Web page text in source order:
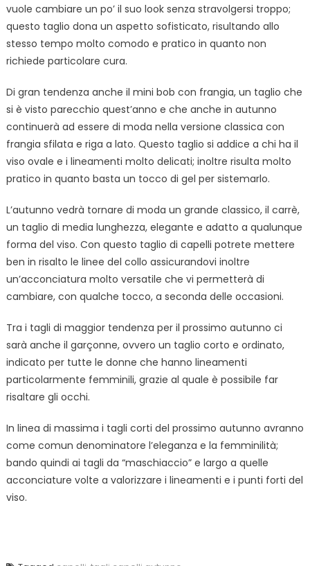
vuole cambiare un po’ il suo look senza stravolgersi troppo;
questo taglio dona un aspetto sofisticato, risultando allo
stesso tempo molto comodo e pratico in quanto non
richiede particolare cura.
Di gran tendenza anche il mini bob con frangia, un taglio che
si è visto parecchio quest’anno e che anche in autunno
continuerà ad essere di moda nella versione classica con
frangia sfilata e riga a lato. Questo taglio si addice a chi ha il
viso ovale e i lineamenti molto delicati; inoltre risulta molto
pratico in quanto basta un tocco di gel per sistemarlo.
L’autunno vedrà tornare di moda un grande classico, il carrè,
un taglio di media lunghezza, elegante e adatto a qualunque
forma del viso. Con questo taglio di capelli potrete mettere
ben in risalto le linee del collo assicurandovi inoltre
un’acconciatura molto versatile che vi permetterà di
cambiare, con qualche tocco, a seconda delle occasioni.
Tra i tagli di maggior tendenza per il prossimo autunno ci
sarà anche il garçonne, ovvero un taglio corto e ordinato,
indicato per tutte le donne che hanno lineamenti
particolarmente femminili, grazie al quale è possibile far
risaltare gli occhi.
In linea di massima i tagli corti del prossimo autunno avranno
come comun denominatore l’eleganza e la femminilità;
bando quindi ai tagli da “maschiaccio” e largo a quelle
acconciature volte a valorizzare i lineamenti e i punti forti del
viso.